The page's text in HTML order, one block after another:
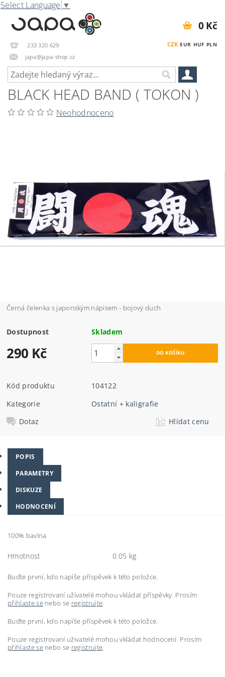
Select Language ▼
233 320 629
japa@japa-shop.cz
CZK EUR HUF PLN
0 Kč
BLACK HEAD BAND ( TOKON )
Neohodnoceno
Černá čelenka s japonským nápisem - bojový duch
Dostupnost Skladem
290 Kč
Kód produktu
104122
Kategorie
Ostatní + kaligrafie
Dotaz
Hlídat cenu
POPIS
PARAMETRY
DISKUZE
HODNOCENÍ
100% bavlna
Hmotnost 0.05 kg
Buďte první, kdo napíše příspěvek k této položce.
Pouze registrovaní uživatelé mohou vkládat příspěvky. Prosím
přihlaste senebo se registrujte.
Buďte první, kdo napíše příspěvek k této položce.
Pouze registrovaní uživatelé mohou vkládat hodnocení. Prosím
přihlaste senebo se registrujte.